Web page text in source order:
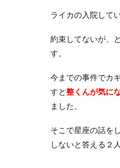
久能
ート
ライ
カと
の初
2
ラ
ライカの入院して
約束してないが、
す。
今までの事件でカ
すと整くんが気に
ました。
そこで星座の話を
しないと答える２人